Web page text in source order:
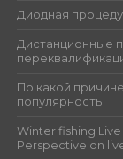
Диодная
Дистанционные
По какой
популярность
Winter fishing
Perspective on